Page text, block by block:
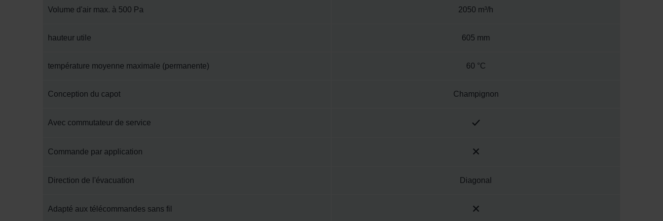
Volume d'air max. à 500 Pa 2050 m³/h
hauteur utile 605 mm
température moyenne maximale (permanente) 60 °C
Conception du capot Champignon
Avec commutateur de service
Commande par application
Direction de l'évacuation Diagonal
Adapté aux télécommandes sans fil